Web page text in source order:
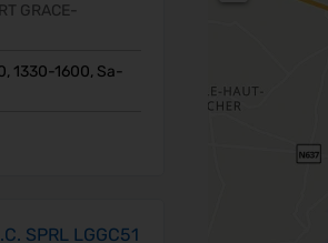
GRACE-
1330-1600, Sa-
SPRL LGGC51